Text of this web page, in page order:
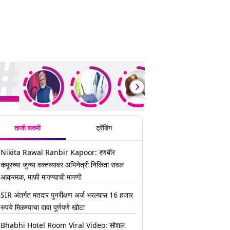
ताजी बातमी ट्रेंडिंग
Nikita Rawal Ranbir Kapoor: रणबीर
कपूरच्या जुन्या वक्तव्यावर अभिनेत्री निकिता रावल
आक्रमक, माफी मागण्याची मागणी
SIR अंतर्गत मतदार पुनरीक्षण अर्ज भरल्यास 16 हजार
रुपये मिळण्याचा दावा पूर्णपणे खोटा
Bhabhi Hotel Room Viral Video: सोशल